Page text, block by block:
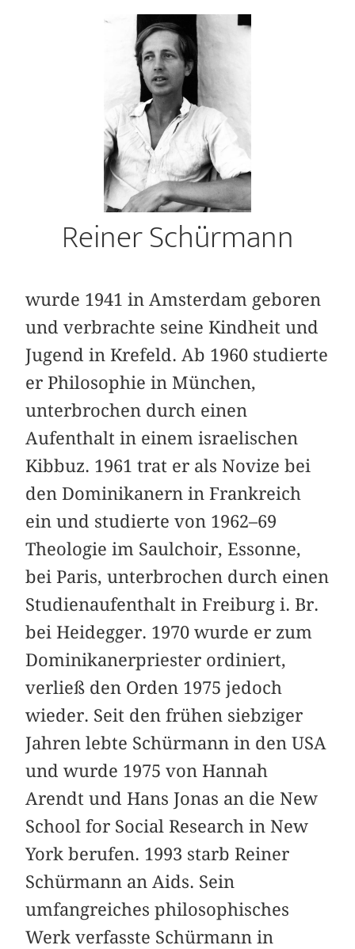
Reiner Schürmann
wurde 1941 in Amsterdam geboren
und ver­brachte seine Kindheit und
Jugend in Krefeld. Ab 1960 studierte
er Philosophie in München,
unterbrochen durch einen
Aufenthalt in einem israelischen
Kibbuz. 1961 trat er als Novize bei
den Dominikanern in Frankreich
ein und studierte von 1962–69
Theologie im Saulchoir, Essonne,
bei Paris, unterbrochen durch einen
Studienaufenthalt in Freiburg i. Br.
bei Heidegger. 1970 wurde er zum
Dominikanerpriester ordiniert,
verließ den Orden 1975 jedoch
wieder. Seit den frühen siebziger
Jahren lebte Schürmann in den USA
und wurde 1975 von Hannah
Arendt und Hans Jonas an die New
School for Social Research in New
York berufen. 1993 starb Reiner
Schürmann an Aids. Sein
umfangreiches philosophisches
Werk verfasste Schürmann in